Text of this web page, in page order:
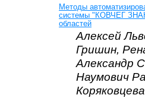
Методы
системы "КОВЧЕГ
областей
Алексей
Гришин,
Александр
Наумович